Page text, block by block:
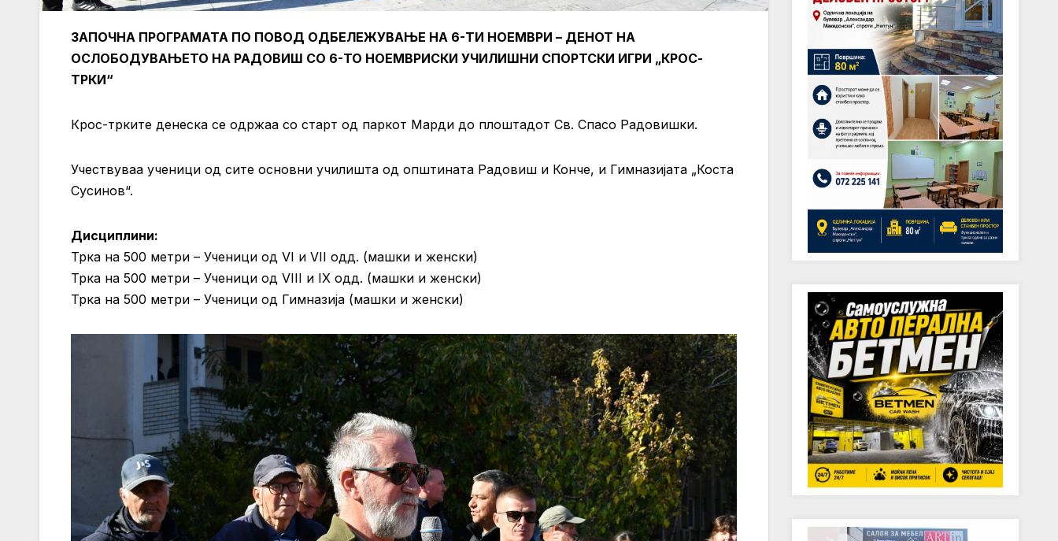
ЗАПОЧНА ПРОГРАМАТА ПО ПОВОД ОДБЕЛЕЖУВАЊЕ НА 6-ТИ НОЕМВРИ – ДЕНОТ НА
ОСЛОБОДУВАЊЕТО НА РАДОВИШ СО 6-ТО НОЕМВРИСКИ УЧИЛИШНИ СПОРТСКИ ИГРИ „КРОС-
ТРКИ“
Крос-трките денеска се одржаа со старт од паркот Марди до плоштадот Св. Спасо Радовишки.
Учествуваа ученици од сите основни училишта од општината Радовиш и Конче, и Гимназијата „Коста
Сусинов“.
Дисциплини:
Трка на 500 метри – Ученици од VI и VII одд. (машки и женски)
Трка на 500 метри – Ученици од VIII и IX одд. (машки и женски)
Трка на 500 метри – Ученици од Гимназија (машки и женски)